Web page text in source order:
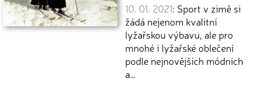
10. 01. 2021: Sport v zimě si
žádá nejenom kvalitní
lyžařskou výbavu, ale pro
mnohé i lyžařské oblečení
podle nejnovějších módních
a…